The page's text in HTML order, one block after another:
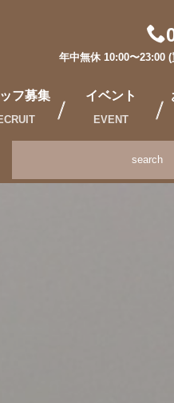
年中無休 10:00〜23:00
フ募集 イベント
EVENT
search